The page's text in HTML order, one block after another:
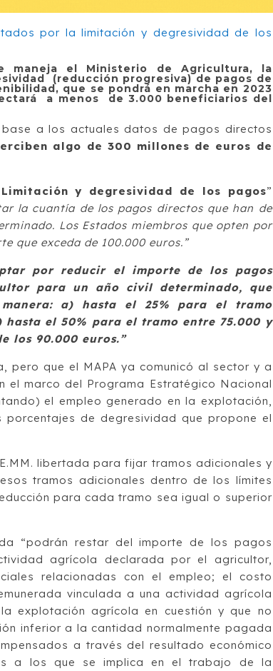
maneja el Ministerio de Agricultura, la
(reducción progresiva) de pagos de
que se pondrá en marcha en 2023
a menos de 3.000 beneficiarios del
base a los actuales datos de pagos directos
algo de 300 millones de euros de
Limitación y degresividad de los pagos”
la cuantía de los pagos directos que han de
Los Estados miembros que opten por
que exceda de 100.000 euros.”
por reducir el importe de los pagos
para un año civil determinado, que
a) hasta el 25% para el tramo
el 50% para el tramo entre 75.000 y
los 90.000 euros.”
pero que el MAPA ya comunicó al sector y a
el marco del Programa Estratégico Nacional
el empleo generado en la explotación,
de degresividad que propone el
libertada para fijar tramos adicionales y
tramos adicionales dentro de los límites
para cada tramo sea igual o superior
“podrán restar del importe de los pagos
agrícola declarada por el agricultor,
relacionadas con el empleo; el costo
vinculada a una actividad agrícola
explotación agrícola en cuestión y que no
inferior a la cantidad normalmente pagada
a través del resultado económico
a los que se implica en el trabajo de la